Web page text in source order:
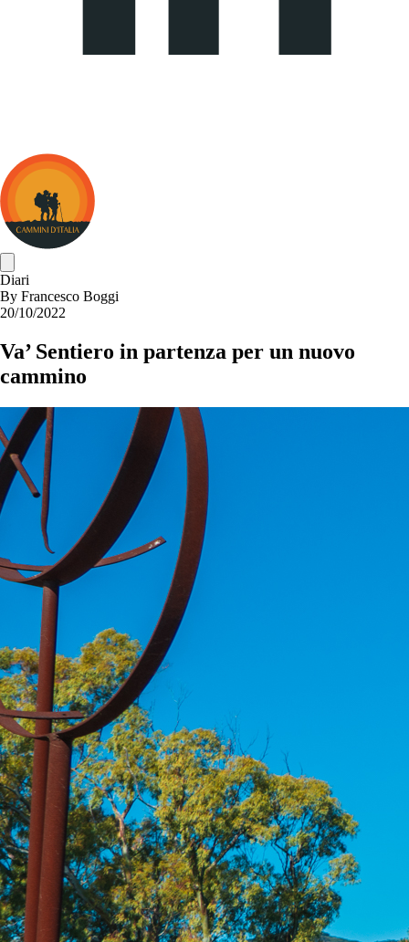
Cammini
d&#039;Italia
Diari
By Francesco Boggi
20/10/2022
Va’ Sentiero in partenza per un nuovo
cammino